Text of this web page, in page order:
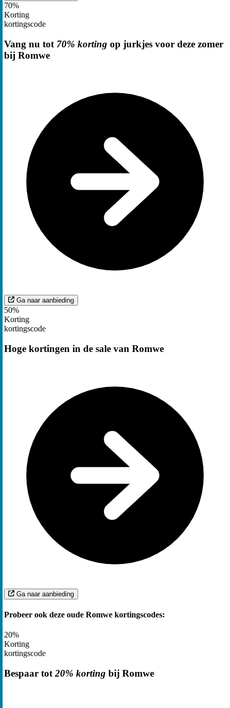
70%
Korting
kortingscode
Vang nu tot 70% korting op jurkjes voor deze zomer
bij Romwe
Ga naar aanbieding
50%
Korting
kortingscode
Hoge kortingen in de sale van Romwe
Ga naar aanbieding
Probeer ook deze oude Romwe kortingscodes:
20%
Korting
kortingscode
Bespaar tot 20% korting bij Romwe